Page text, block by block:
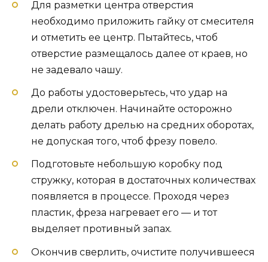
Для разметки центра отверстия
необходимо приложить гайку от смесителя
и отметить ее центр. Пытайтесь, чтоб
отверстие размещалось далее от краев, но
не задевало чашу.
До работы удостоверьтесь, что удар на
дрели отключен. Начинайте осторожно
делать работу дрелью на средних оборотах,
не допуская того, чтоб фрезу повело.
Подготовьте небольшую коробку под
стружку, которая в достаточных количествах
появляется в процессе. Проходя через
пластик, фреза нагревает его — и тот
выделяет противный запах.
Окончив сверлить, очистите получившееся